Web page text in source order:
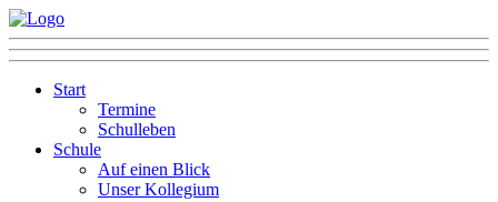
Start
Termine
Schulleben
Schule
Auf einen Blick
Unser Kollegium